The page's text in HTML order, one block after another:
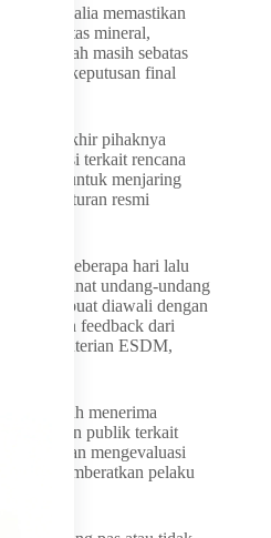
Lahadalia memastikan
komoditas mineral,
timah masih sebatas
menjadi keputusan final
hari terakhir pihaknya
sosialisasi terkait rencana
untuk menjaring
aturan resmi
bahwa beberapa hari lalu
Amanat undang-undang
kita buat diawali dengan
feedback dari
Kementerian ESDM,
telah menerima
maupun publik terkait
Bahlil akan mengevaluasi
tidak memberatkan pelaku